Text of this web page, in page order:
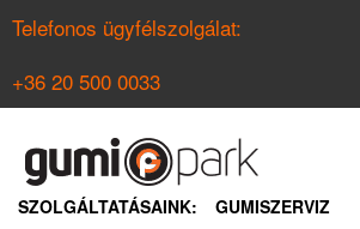
Telefonos ügyfélszolgálat:
+36 20 500 0033
NYÁRI GUMI KERESŐ
SZOLGÁLTATÁSAINK:
GUMISZERVIZ